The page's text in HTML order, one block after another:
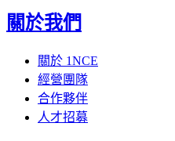
關於我們
關於 1NCE
經營團隊
合作夥伴
人才招募